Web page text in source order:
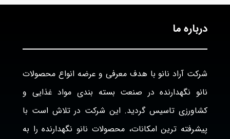
درباره ما
شرکت آراد نانو با هدف معرفی و عرضه انواع محصولات
نانو نگهدارنده در صنعت بسته بندی مواد غذایی و
کشاورزی تاسیس گردید. این شرکت در تلاش است با
پیشرفته ترین امکانات، محصولات نانو نگهدارنده را به